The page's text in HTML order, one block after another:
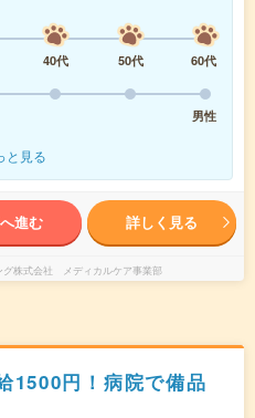
40代 50代
60代
男性
と見る
進む 詳しく見る
グ株式会社 メディカルケア事業部
1500円！病院で備品